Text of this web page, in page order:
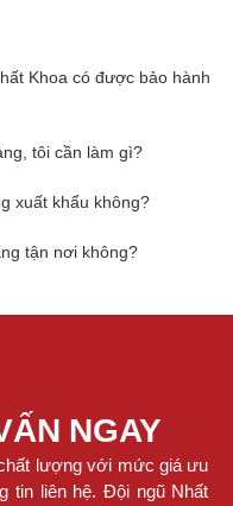
Khoa có được bảo hành
tôi cần làm gì?
xuất khẩu không?
tận nơi không?
NGAY
lượng với mức giá ưu
tin liên hệ. Đội ngũ Nhất